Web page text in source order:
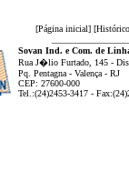
[Página inicial] [Histórico
Sovan Ind. e Com. de
Rua J�lio Furtado, 145 -
Pq. Pentagna - Valença - RJ
CEP: 27600-000
Tel.:(24)2453-3417 -